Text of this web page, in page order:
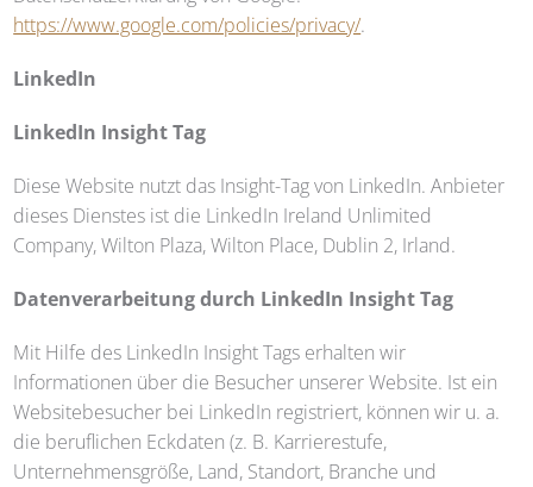
https://www.google.com/policies/privacy/.
LinkedIn
LinkedIn Insight Tag
Diese Website nutzt das Insight-Tag von LinkedIn. Anbieter
dieses Dienstes ist die LinkedIn Ireland Unlimited
Company, Wilton Plaza, Wilton Place, Dublin 2, Irland.
Datenverarbeitung durch LinkedIn Insight Tag
Mit Hilfe des LinkedIn Insight Tags erhalten wir
Informationen über die Besucher unserer Website. Ist ein
Websitebesucher bei LinkedIn registriert, können wir u. a.
die beruflichen Eckdaten (z. B. Karrierestufe,
Unternehmensgröße, Land, Standort, Branche und